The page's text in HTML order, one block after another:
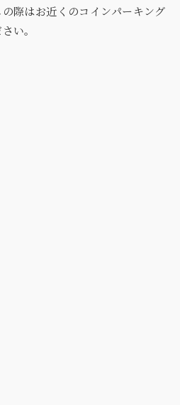
際はお近くのコインパーキング
い。